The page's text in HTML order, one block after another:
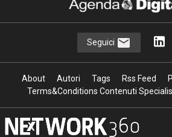
Seguici
About Autori Tags Rss Feed
Terms&Conditions Contenuti